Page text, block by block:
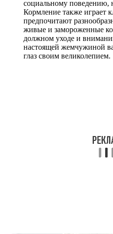
социальному поведению,
Кормление также играет
предпочитают
живые и замороженные
должном уходе и
настоящей жемчужиной
глаз своим великолепием.